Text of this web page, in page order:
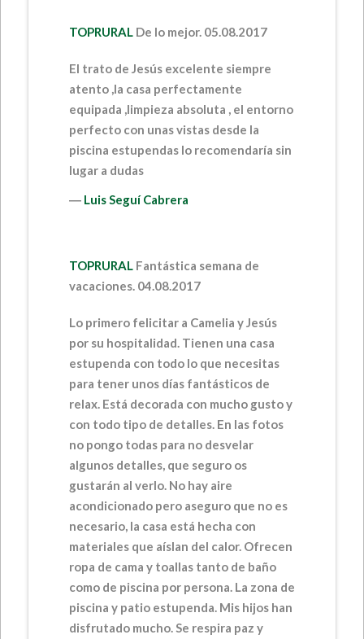
TOPRURALDe lo mejor. 05.08.2017
El trato de Jesús excelente siempre
atento ,la casa perfectamente
equipada ,limpieza absoluta , el entorno
perfecto con unas vistas desde la
piscina estupendas lo recomendaría sin
lugar a dudas
― Luis Seguí Cabrera
TOPRURAL Fantástica semana de
vacaciones.04.08.2017
Lo primero felicitar a Camelia y Jesús
por su hospitalidad. Tienen una casa
estupenda con todo lo que necesitas
para tener unos días fantásticos de
relax. Está decorada con mucho gusto y
con todo tipo de detalles. En las fotos
no pongo todas para no desvelar
algunos detalles, que seguro os
gustarán al verlo. No hay aire
acondicionado pero aseguro que no es
necesario, la casa está hecha con
materiales que aíslan del calor. Ofrecen
ropa de cama y toallas tanto de baño
como de piscina por persona. La zona de
piscina y patio estupenda. Mis hijos han
disfrutado mucho. Se respira paz y